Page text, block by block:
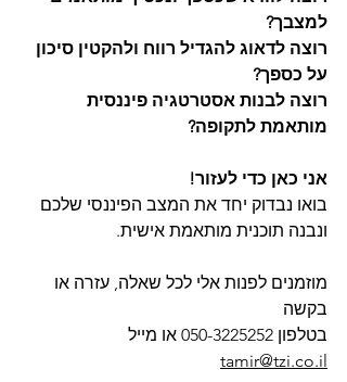
למצבך?
רוצה לדאוג להגדיל רווח ולהקטין סיכון
על כספך?
רוצה לבנות אסטרטגיה פיננסית
מותאמת לתקופה?
אני כאן כדי לעזור!
בואו נבדוק יחד את המצב הפיננסי שלכם
ונבנה תוכנית מותאמת אישית.
מוזמנים לפנות אלי לכל שאלה, עזרה או
בקשה
בטלפון 050-3225252 או מייל
tamir@tzi.co.il